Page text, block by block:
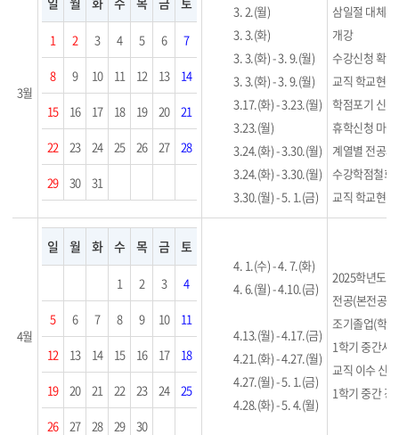
3월
1 2 3 4 5 6 7
8 9 10 11 12 13 14
15 16 17 18 19 20 21
22 23 24 25 26 27 28
29 30 31
3. 2.(월)
3. 3.(화)
3. 3.(화) - 3. 9.(월)
3. 3.(화) - 3. 9.(월)
3.17.(화) - 3.23.(월)
3.23.(월)
3.24.(화) - 3.30.(월)
3.24.(화) - 3.30.(월)
3.30.(월) - 5. 1.(금)
삼일절 대체
개강
수강신청 확
교직 학교현
학점포기 신청
휴학신청 마감
계열별 전공
수강학점철회
교직 학교현
4월
일 월 화 수 목 금 토
1 2 3 4
5 6 7 8 9 10 11
12 13 14 15 16 17 18
19 20 21 22 23 24 25
26 27 28 29 30
4. 1.(수) - 4. 7.(화)
4. 6.(월) - 4.10.(금)
4.13.(월) - 4.17.(금)
4.21.(화) - 4.27.(월)
4.27.(월) - 5. 1.(금)
4.28.(화) - 5. 4.(월)
2025학년도
전공(본전공/
조기졸업(학
1학기 중간시
교직 이수 신
1학기 중간 강